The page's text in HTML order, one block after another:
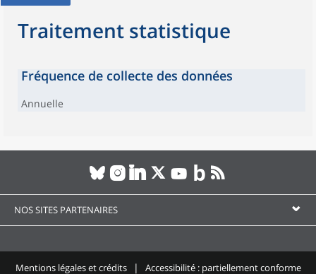
Traitement statistique
Fréquence de collecte des données
Annuelle
NOS SITES PARTENAIRES
Mentions légales et crédits Accessibilité : partiellement conforme